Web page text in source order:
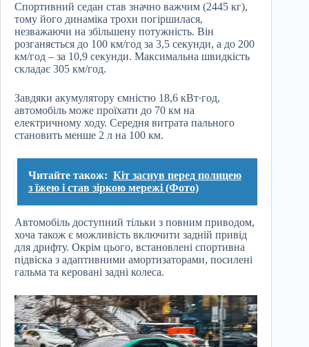
Спортивний седан став значно важчим (2445 кг),
тому його динаміка трохи погіршилася,
незважаючи на збільшену потужність. Він
розганяється до 100 км/год за 3,5 секунди, а до 200
км/год – за 10,9 секунди. Максимальна швидкість
складає 305 км/год.
Завдяки акумулятору ємністю 18,6 кВт∙год,
автомобіль може проїхати до 70 км на
електричному ходу. Середня витрата пального
становить менше 2 л на 100 км.
Читайте також: Кіт заснув перед полицею
з їжею і став зіркою мережі (Фото)
Автомобіль доступний тільки з повним приводом,
хоча також є можливість включити задній привід
для дрифту. Окрім цього, встановлені спортивна
підвіска з адаптивними амортизаторами, посилені
гальма та керовані задні колеса.